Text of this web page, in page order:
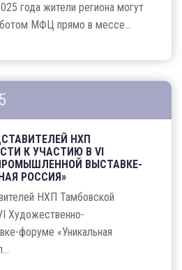
года жители региона могут
ботом МФЦ прямо в мессе...
НХП
К УЧАСТИЮ В VI
ВЫСТАВКЕ-
РОССИЯ»
НХП Тамбовской
Художественно-
форуме «Уникальная